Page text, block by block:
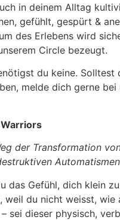
in deinem Alltag
gefühlt, gespürt &
des Erlebens wird
Circle bezeugt.
du keine. Solltest
melde dich gerne bei
der Transformation
das Gefühl, dich klein
weil du nicht weisst, wie
sei dieser physisch,